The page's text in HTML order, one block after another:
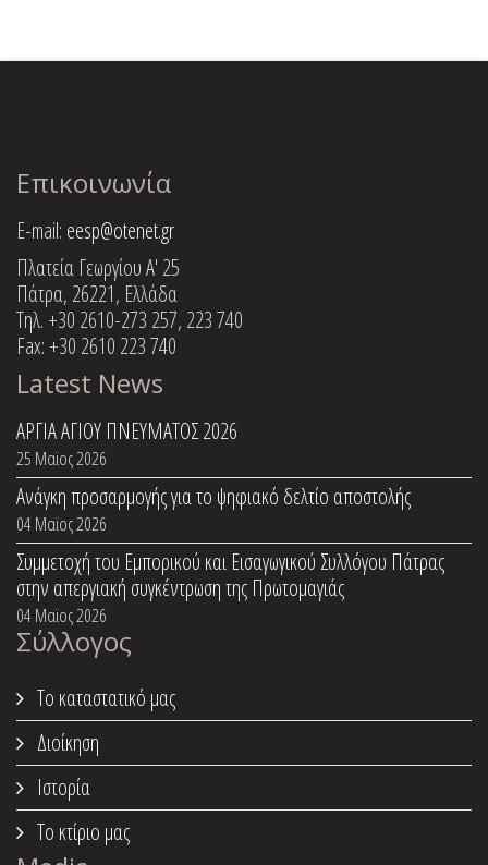
Επικοινωνία
E-mail: eesp@otenet.gr
Πλατεία Γεωργίου Α' 25
Πάτρα, 26221, Ελλάδα
Τηλ. +30 2610-273 257, 223 740
Fax: +30 2610 223 740
Latest News
ΑΡΓΙΑ ΑΓΙΟΥ ΠΝΕΥΜΑΤΟΣ 2026
25 Μαϊος 2026
Ανάγκη προσαρμογής για το ψηφιακό δελτίο αποστολής
04 Μαϊος 2026
Συμμετοχή του Εμπορικού και Εισαγωγικού Συλλόγου Πάτρας
στην απεργιακή συγκέντρωση της Πρωτομαγιάς
04 Μαϊος 2026
Σύλλογος
Το καταστατικό μας
Διοίκηση
Ιστορία
Το κτίριο μας